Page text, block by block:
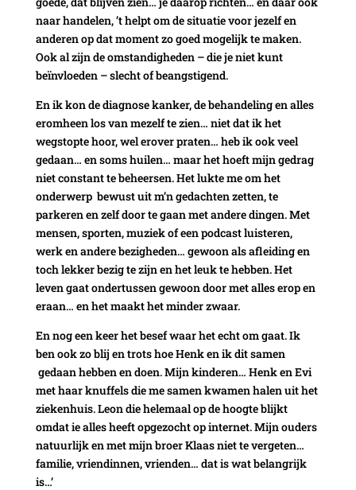
naar handelen, ’t helpt om de situatie voor jezelf en
anderen op dat moment zo goed mogelijk te maken.
Ook al zijn de omstandigheden – die je niet kunt
beïnvloeden – slecht of beangstigend.
En ik kon de diagnose kanker, de behandeling en alles
eromheen los van mezelf te zien… niet dat ik het
wegstopte hoor, wel erover praten… heb ik ook veel
gedaan… en soms huilen… maar het hoeft mijn gedrag
niet constant te beheersen. Het lukte me om het
onderwerp bewust uit m’n gedachten zetten, te
parkeren en zelf door te gaan met andere dingen. Met
mensen, sporten, muziek of een podcast luisteren,
werk en andere bezigheden… gewoon als afleiding en
toch lekker bezig te zijn en het leuk te hebben. Het
leven gaat ondertussen gewoon door met alles erop en
eraan… en het maakt het minder zwaar.
En nog een keer het besef waar het echt om gaat. Ik
ben ook zo blij en trots hoe Henk en ik dit samen
gedaan hebben en doen. Mijn kinderen… Henk en Evi
met haar knuffels die me samen kwamen halen uit het
ziekenhuis. Leon die helemaal op de hoogte blijkt
omdat ie alles heeft opgezocht op internet. Mijn ouders
natuurlijk en met mijn broer Klaas niet te vergeten…
familie, vriendinnen, vrienden… dat is wat belangrijk
is…’